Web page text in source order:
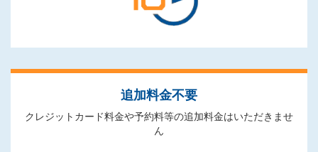
追加料金不要
クレジットカード料金や予約料等の追加料金はいただきませ
ん